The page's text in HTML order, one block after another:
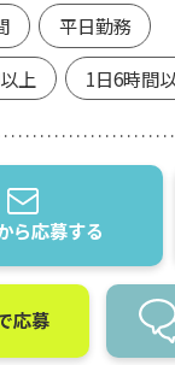
平日勤務
上
1日6時間
ら応募する
応募